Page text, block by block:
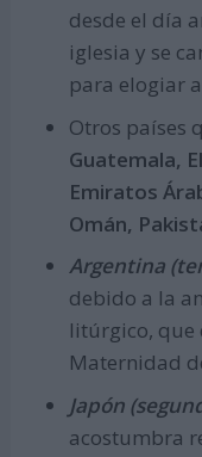
desde el día
iglesia y se
para elogiar
Otros países
Guatemala,
Emiratos
Omán,
Argentina
debido a la
litúrgico, que
Maternidad
Japón
acostumbra